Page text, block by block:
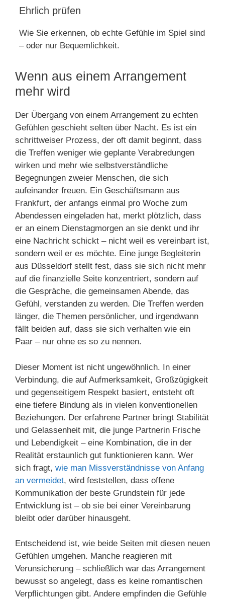
Ehrlich prüfen
Wie Sie erkennen, ob echte Gefühle im Spiel sind
– oder nur Bequemlichkeit.
Wenn aus einem Arrangement
mehr wird
Der Übergang von einem Arrangement zu echten
Gefühlen geschieht selten über Nacht. Es ist ein
schrittweiser Prozess, der oft damit beginnt, dass
die Treffen weniger wie geplante Verabredungen
wirken und mehr wie selbstverständliche
Begegnungen zweier Menschen, die sich
aufeinander freuen. Ein Geschäftsmann aus
Frankfurt, der anfangs einmal pro Woche zum
Abendessen eingeladen hat, merkt plötzlich, dass
er an einem Dienstagmorgen an sie denkt und ihr
eine Nachricht schickt – nicht weil es vereinbart ist,
sondern weil er es möchte. Eine junge Begleiterin
aus Düsseldorf stellt fest, dass sie sich nicht mehr
auf die finanzielle Seite konzentriert, sondern auf
die Gespräche, die gemeinsamen Abende, das
Gefühl, verstanden zu werden. Die Treffen werden
länger, die Themen persönlicher, und irgendwann
fällt beiden auf, dass sie sich verhalten wie ein
Paar – nur ohne es so zu nennen.
Dieser Moment ist nicht ungewöhnlich. In einer
Verbindung, die auf Aufmerksamkeit, Großzügigkeit
und gegenseitigem Respekt basiert, entsteht oft
eine tiefere Bindung als in vielen konventionellen
Beziehungen. Der erfahrene Partner bringt Stabilität
und Gelassenheit mit, die junge Partnerin Frische
und Lebendigkeit – eine Kombination, die in der
Realität erstaunlich gut funktionieren kann. Wer
sich fragt, wie man Missverständnisse von Anfang
an vermeidet, wird feststellen, dass offene
Kommunikation der beste Grundstein für jede
Entwicklung ist – ob sie bei einer Vereinbarung
bleibt oder darüber hinausgeht.
Entscheidend ist, wie beide Seiten mit diesen neuen
Gefühlen umgehen. Manche reagieren mit
Verunsicherung – schließlich war das Arrangement
bewusst so angelegt, dass es keine romantischen
Verpflichtungen gibt. Andere empfinden die Gefühle